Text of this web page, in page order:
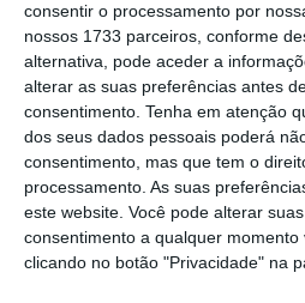
consentir o processamento por
nossos 1733 parceiros, conforme
alternativa, pode aceder a
alterar as suas preferências antes
consentimento. Tenha em atenção
dos seus dados pessoais poderá
consentimento, mas que tem o
processamento. As suas
este website. Você pode alterar
consentimento a qualquer
clicando no botão "Privacidade" na
aprovou, em Conselho de
atualizações salariais para
que vão entrar em vigor
estão aumentos que
euros até ordenados
1.754,49 euros e 3% para
superiores.